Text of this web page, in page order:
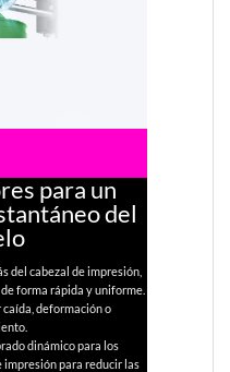
para un
del
del cabezal de impresión,
forma rápida y uniforme.
deformación o
dinámico para los
impresión para reducir las